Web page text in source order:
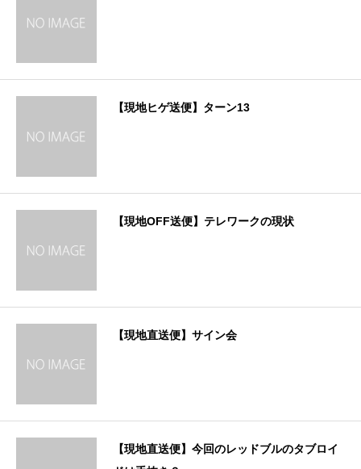
【現地ヒゲ送便】ターン13
【現地OFF送便】テレワークの現状
【現地直送便】サイン会
【現地直送便】今回のレッドブルのタブロイ